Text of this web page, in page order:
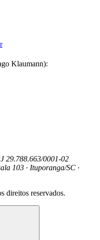
Klaumann):
29.788.663/0001-02
103 · Ituporanga/SC ·
direitos reservados.